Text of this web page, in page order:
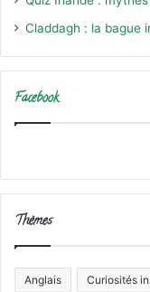
Claddagh : la bague
Facebook
Thèmes
Anglais Curiosités